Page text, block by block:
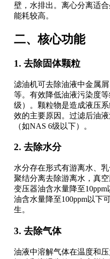
壁，水排出。离心分离适
能耗较高。
二、核心功能
1. 去除固体颗粒
滤油机可去除油液中金属
等。有效降低油液污染度
级）。颗粒物是造成液压
效的主要原因。过滤后油
（如NAS 6级以下）。
2. 去除水分
水分存在形式有游离水、
聚结分离去除游离水，真
变压器油含水量降至
油含水量降至100ppm以下
生。
3. 去除气体
油液中溶解气体在温度和